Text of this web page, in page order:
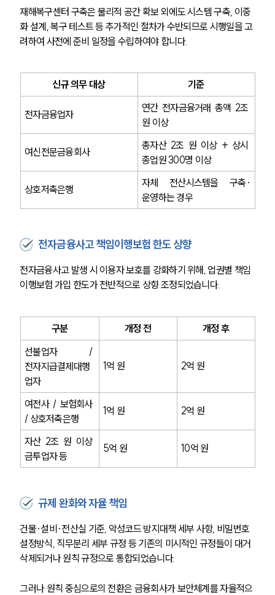
재해복구센터 구축은 물리적 공간 확보 외에도 시스템 구축, 이중
화 설계, 복구 테스트 등 추가적인 절차가 수반되므로 시행일을 고
려하여 사전에 준비 일정을 수립하여야 합니다.
신규 의무 대상 기준
전자금융업자
연간 전자금융거래 총액 2조
원 이상
여신전문금융회사
총자산 2조 원 이상 + 상시
종업원 300명 이상
상호저축은행
자체 전산시스템을 구축·
운영하는 경우
전자금융사고 책임이행보험 한도 상향
전자금융사고 발생 시 이용자 보호를 강화하기 위해, 업권별 책임
이행보험 가입 한도가 전반적으로 상향 조정되었습니다.
구분 개정 전
개정 후
선불업자 /
전자지급결제대행
업자
1억 원 2억 원
여전사 / 보험회사
/ 상호저축은행
1억 원 2억 원
자산 2조 원 이상
금투업자 등
5억 원 10억 원
규제 완화와 자율 책임
건물·설비·전산실 기준, 악성코드 방지대책 세부 사항, 비밀번호
설정방식, 직무분리 세부 규정 등 기존의 미시적인 규정들이 대거
삭제되거나 원칙 규정으로 통합되었습니다.
그러나 원칙 중심으로의 전환은 금융회사가 보안체계를 자율적으